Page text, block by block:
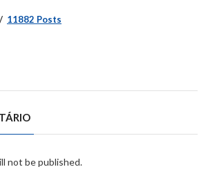
11882 Posts
not be published.